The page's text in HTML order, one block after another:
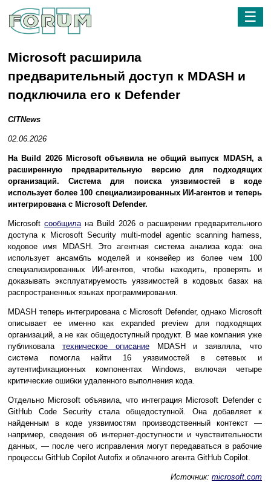
☰
Microsoft расширила
предварительный доступ к MDASH и
подключила его к Defender
CITNews
02.06.2026
На Build 2026 Microsoft объявила не общий выпуск MDASH, а
расширенную предварительную версию для подходящих
организаций. Система для поиска уязвимостей в коде
использует более 100 специализированных ИИ-агентов и теперь
интегрирована с Microsoft Defender.
Microsoftсообщила на Build 2026 о расширении предварительного
доступа к Microsoft Security multi-model agentic scanning harness,
кодовое имя MDASH. Это агентная система анализа кода: она
использует ансамбль моделей и конвейер из более чем 100
специализированных ИИ-агентов, чтобы находить, проверять и
доказывать эксплуатируемость уязвимостей в кодовых базах на
распространенных языках программирования.
MDASH теперь интегрирована с Microsoft Defender, однако Microsoft
описывает ее именно как expanded preview для подходящих
организаций, а не как общедоступный продукт. В мае компания уже
публиковала техническое описаниеMDASH и заявляла, что
система помогла найти 16 уязвимостей в сетевых и
аутентификационных компонентах Windows, включая четыре
критические ошибки удаленного выполнения кода.
Отдельно Microsoft объявила, что интеграция Microsoft Defender с
GitHub Code Security стала общедоступной. Она добавляет к
найденным в коде уязвимостям производственный контекст —
например, сведения об интернет-доступности и чувствительности
данных, — после чего исправления могут передаваться в рабочие
процессы GitHub Copilot Autofix и облачного агента GitHub Copilot.
Источник: microsoft.com